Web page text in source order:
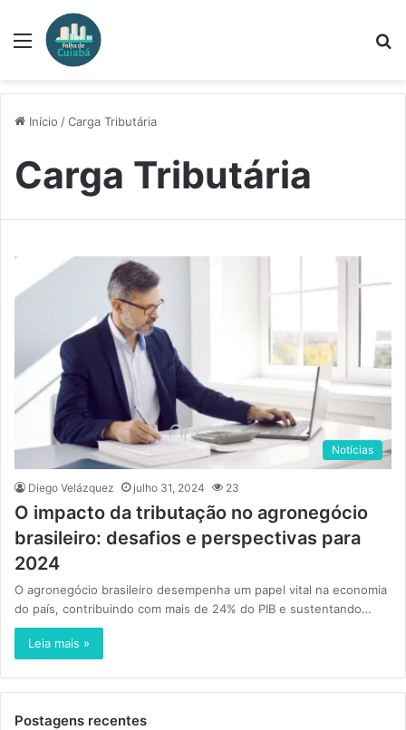
Menu
Início /Carga Tributária
Carga Tributária
Notícias
Diego Velázquez julho 31, 2024 23
O impacto da tributação no agronegócio
brasileiro: desafios e perspectivas para
2024
O agronegócio brasileiro desempenha um papel vital na economia
do país, contribuindo com mais de 24% do PIB e sustentando…
Leia mais »
Postagens recentes